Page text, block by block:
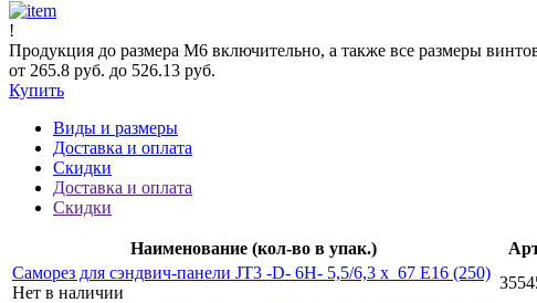
!
Продукция до размера М6 включительно, а также все размеры
от 265.8 руб. до 526.13 руб.
Купить
Виды и размеры
Доставка и оплата
Скидки
Доставка и оплата
Скидки
Наименование (кол-во в упак.)
Саморез для сэндвич-панели JT3 -D- 6H- 5,5/6,3 x 67 E16 (250)
Нет в наличии